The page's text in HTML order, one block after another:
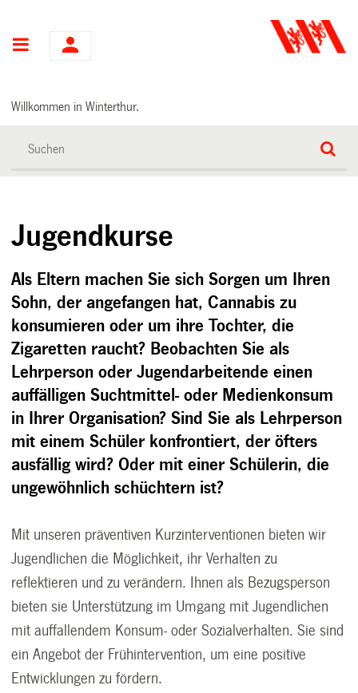
Hauptnavigation
Willkommen in Winterthur.
Jugendkurse
Als Eltern machen Sie sich Sorgen um Ihren
Sohn, der angefangen hat, Cannabis zu
konsumieren oder um ihre Tochter, die
Zigaretten raucht? Beobachten Sie als
Lehrperson oder Jugendarbeitende einen
auffälligen Suchtmittel- oder Medienkonsum
in Ihrer Organisation? Sind Sie als Lehrperson
mit einem Schüler konfrontiert, der öfters
ausfällig wird? Oder mit einer Schülerin, die
ungewöhnlich schüchtern ist?
Mit unseren präventiven Kurzinterventionen bieten wir
Jugendlichen die Möglichkeit, ihr Verhalten zu
reflektieren und zu verändern. Ihnen als Bezugsperson
bieten sie Unterstützung im Umgang mit Jugendlichen
mit auffallendem Konsum- oder Sozialverhalten. Sie sind
ein Angebot der Frühintervention, um eine positive
Entwicklungen zu fördern.